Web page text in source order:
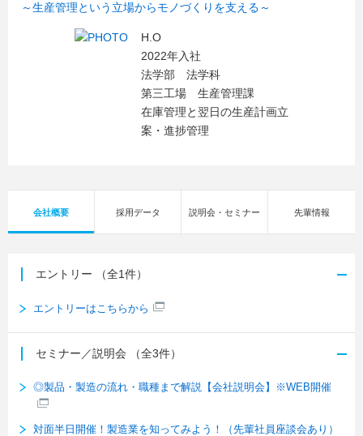
～生産管理という立場からモノづくりを支える～
H.O
2022年入社
法学部 法学科
第三工場 生産管理課
在庫管理と翌日の生産計画立
案・進捗管理
会社概要 採用データ 説明会・セミナー 先輩情報
エントリー （全1件）
エントリーはこちらから
セミナー／説明会 （全3件）
◎製品・製造の流れ・職種まで解説【会社説明会】※WEB開催
対面半日開催！製造業を知ってみよう！（先輩社員座談会あり）